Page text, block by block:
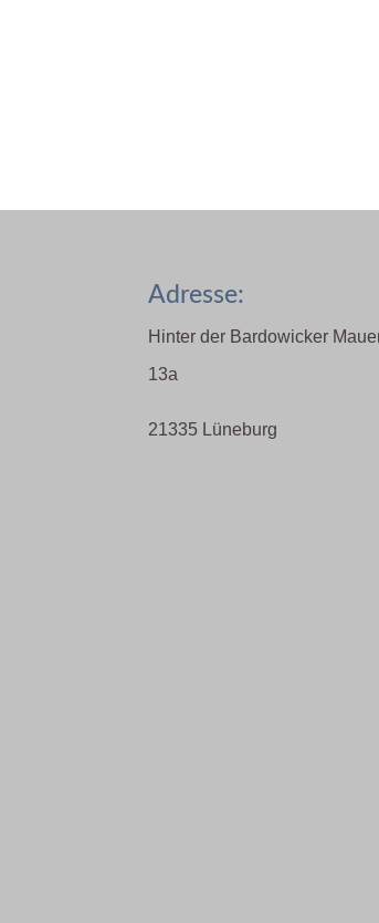
Adresse:
Hinter der Bardowicker
13a
21335 Lüneburg